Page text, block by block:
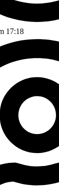
17:18